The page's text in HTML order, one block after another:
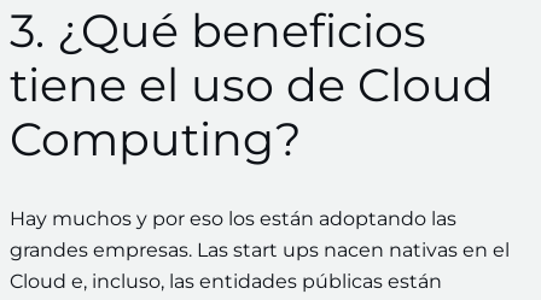
3. ¿Qué beneficios
tiene el uso de Cloud
Computing?
Hay muchos y por eso los están adoptando las
grandes empresas. Las start ups nacen nativas en el
Cloud e, incluso, las entidades públicas están